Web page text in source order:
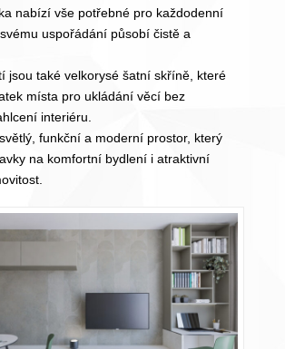
nabízí vše potřebné pro každodenní
uspořádání působí čistě a
jsou také velkorysé šatní skříně, které
místa pro ukládání věcí bez
interiéru.
funkční a moderní prostor, který
na komfortní bydlení i atraktivní